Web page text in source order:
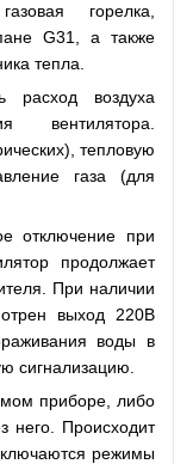
горелка,
G31, а также
тепла.
расход воздуха
вентилятора.
тепловую
газа (для
отключение при
продолжает
При наличии
выход 220В
воды в
сигнализацию.
приборе, либо
него. Происходит
режимы